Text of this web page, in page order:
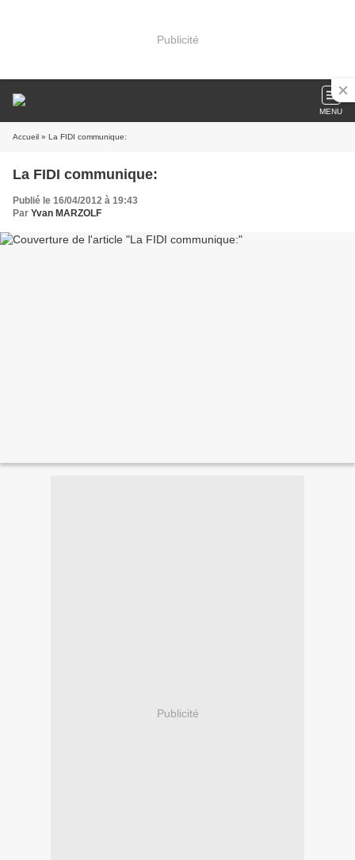
Publicité
MENU
Accueil » La FIDI communique:
La FIDI communique:
Publié le 16/04/2012 à 19:43
Par Yvan MARZOLF
Publicité